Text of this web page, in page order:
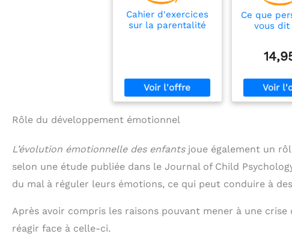
Cahier d'exercices
sur la parentalité
favoriser
l'épanouissement
d'enfants confiants
Ce que
vous dit
la
Rôle du développement émotionnel
L’évolution émotionnelle des enfantsjoue également un
selon une étude publiée dans le Journal of Child
du mal à réguler leurs émotions, ce qui peut conduire à
Après avoir compris les raisons pouvant mener à une
réagir face à celle-ci.